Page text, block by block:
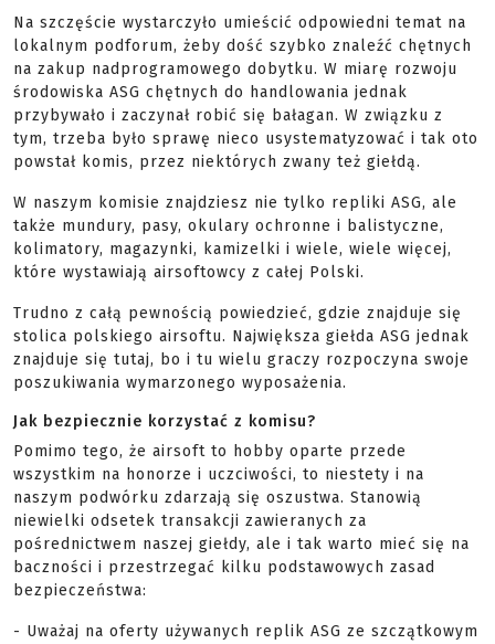
Na szczęście wystarczyło umieścić odpowiedni temat na
lokalnym podforum, żeby dość szybko znaleźć chętnych
na zakup nadprogramowego dobytku. W miarę rozwoju
środowiska ASG chętnych do handlowania jednak
przybywało i zaczynał robić się bałagan. W związku z
tym, trzeba było sprawę nieco usystematyzować i tak oto
powstał komis, przez niektórych zwany też giełdą.
W naszym komisie znajdziesz nie tylko repliki ASG, ale
także mundury, pasy, okulary ochronne i balistyczne,
kolimatory, magazynki, kamizelki i wiele, wiele więcej,
które wystawiają airsoftowcy z całej Polski.
Trudno z całą pewnością powiedzieć, gdzie znajduje się
stolica polskiego airsoftu. Największa giełda ASG jednak
znajduje się tutaj, bo i tu wielu graczy rozpoczyna swoje
poszukiwania wymarzonego wyposażenia.
Jak bezpiecznie korzystać z komisu?
Pomimo tego, że airsoft to hobby oparte przede
wszystkim na honorze i uczciwości, to niestety i na
naszym podwórku zdarzają się oszustwa. Stanowią
niewielki odsetek transakcji zawieranych za
pośrednictwem naszej giełdy, ale i tak warto mieć się na
baczności i przestrzegać kilku podstawowych zasad
bezpieczeństwa:
- Uważaj na oferty używanych replik ASG ze szczątkowym